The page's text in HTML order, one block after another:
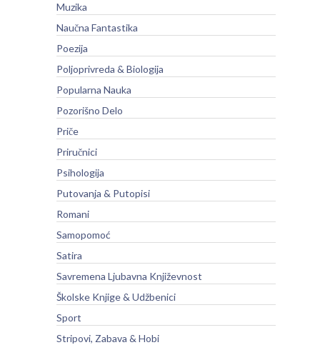
Muzika
Naučna Fantastika
Poezija
Poljoprivreda & Biologija
Popularna Nauka
Pozorišno Delo
Priče
Priručnici
Psihologija
Putovanja & Putopisi
Romani
Samopomoć
Satira
Savremena Ljubavna Književnost
Školske Knjige & Udžbenici
Sport
Stripovi, Zabava & Hobi